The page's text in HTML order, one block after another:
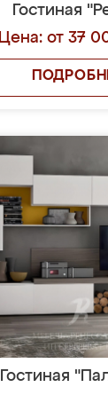
Гостиная
Цена: от 37
Гостиная